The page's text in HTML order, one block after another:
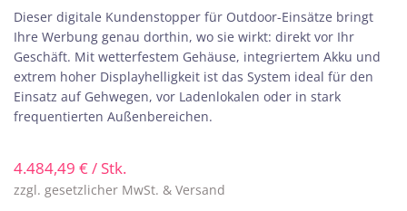
Dieser digitale Kundenstopper für Outdoor-Einsätze bringt
Ihre Werbung genau dorthin, wo sie wirkt: direkt vor Ihr
Geschäft. Mit wetterfestem Gehäuse, integriertem Akku und
extrem hoher Displayhelligkeit ist das System ideal für den
Einsatz auf Gehwegen, vor Ladenlokalen oder in stark
frequentierten Außenbereichen.
4.484,49 €/ Stk.
zzgl. gesetzlicher MwSt. & Versand